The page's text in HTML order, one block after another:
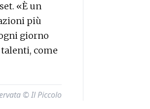
«È un
più
giorno
come
© Il Piccolo